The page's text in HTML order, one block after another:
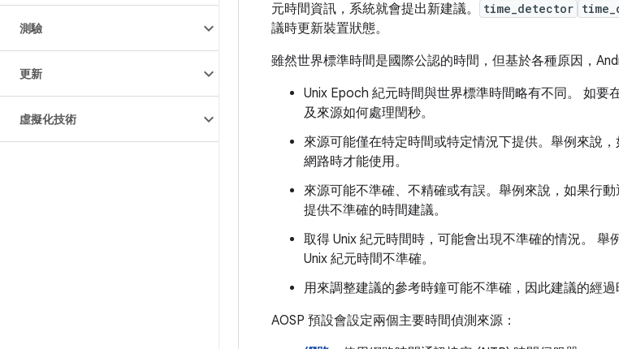
測驗
更新
虛擬化技術
元時間資訊，系統就會提出新建議。
time_detector
議時更新裝置狀態。
雖然世界標準時間是國際公認的時間，但基於各種原因，
Unix Epoch 紀元時間與世界標準時間略有不同。 如
及來源如何處理閏秒。
來源可能僅在特定時間或特定情況下提供。舉例來說
網路時才能使用。
來源可能不準確、不精確或有誤。舉例來說，如果行
提供不準確的時間建議。
取得 Unix 紀元時間時，可能會出現不準確的情況。
Unix 紀元時間不準確。
用來調整建議的參考時鐘可能不準確，因此建議的經過
AOSP 預設會設定兩個主要時間偵測來源：